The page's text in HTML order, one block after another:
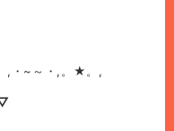
,・~～・,。★。,